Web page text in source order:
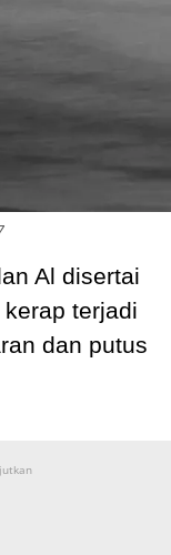
Al disertai
terjadi
dan putus